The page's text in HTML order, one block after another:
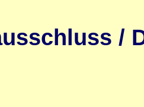
/